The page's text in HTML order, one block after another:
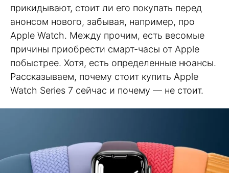
прикидывают, стоит ли его покупать перед
анонсом нового, забывая, например, про
Apple Watch. Между прочим, есть весомые
причины приобрести смарт-часы от Apple
побыстрее. Хотя, есть определенные нюансы.
Рассказываем, почему стоит купить Apple
Watch Series 7 сейчас и почему — не стоит.